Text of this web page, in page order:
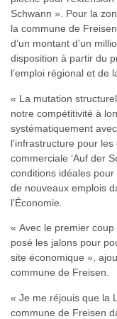
Schwann ». Pour la
la commune de
d’un montant d’un
disposition à partir du
l’emploi régional et de
« La mutation
notre compétitivité à
systématiquement
l’infrastructure pour
commerciale ‘Auf der
conditions idéales
de nouveaux emplois
l’Économie.
« Avec le premier
posé les jalons pour
site économique »,
commune de Freisen.
« Je me réjouis que la
commune de Freisen